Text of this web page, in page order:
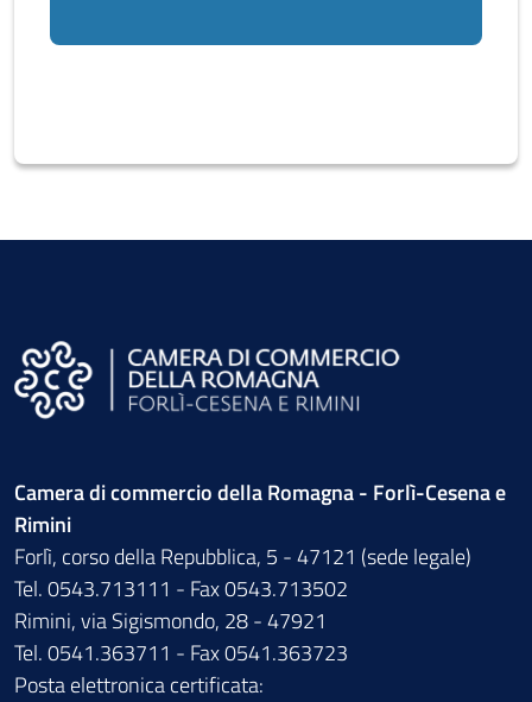
Camera di commercio della Romagna - Forlì-Cesena e
Rimini
Forlì, corso della Repubblica, 5 - 47121 (sede legale)
Tel. 0543.713111 - Fax 0543.713502
Rimini, via Sigismondo, 28 - 47921
Tel. 0541.363711 - Fax 0541.363723
Posta elettronica certificata: